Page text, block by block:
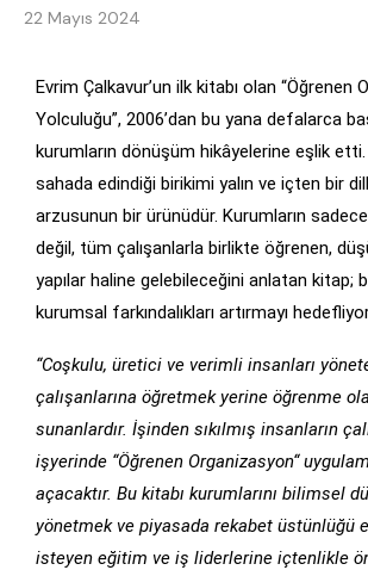
22 Mayıs 2024
Evrim Çalkavur’un ilk kitabı olan “Öğrenen
Yolculuğu”, 2006’dan bu yana defalarca
kurumların dönüşüm hikâyelerine eşlik etti.
sahada edindiği birikimi yalın ve içten bir
arzusunun bir ürünüdür. Kurumların
değil, tüm çalışanlarla birlikte öğrenen,
yapılar haline gelebileceğini anlatan kitap;
kurumsal farkındalıkları artırmayı
“Coşkulu, üretici ve verimli insanları
çalışanlarına öğretmek yerine öğrenme
sunanlardır. İşinden sıkılmış insanların
işyerinde “Öğrenen Organizasyon“
açacaktır. Bu kitabı kurumlarını bilimsel
yönetmek ve piyasada rekabet üstünlüğü
isteyen eğitim ve iş liderlerine içtenlikle